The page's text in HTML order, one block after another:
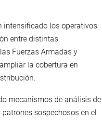
intensificado los operativos
entre distintas
Fuerzas Armadas y
la cobertura en
mecanismos de análisis de
sospechosos en el